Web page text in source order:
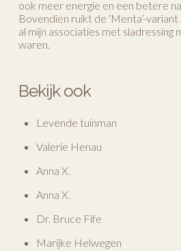
ook meer energie en een betere
Bovendien ruikt de ‘Menta’-
al mijn associaties met
waren.
Bekijk ook
Levende tuinman
Valerie Henau
Anna X.
Anna X.
Dr. Bruce Fife
Marijke Helwegen